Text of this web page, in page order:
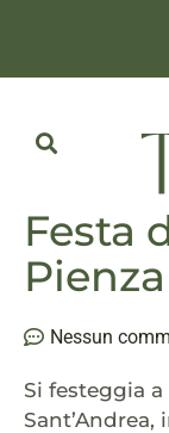
Festa
Pienza
Nessun
Si festeggia